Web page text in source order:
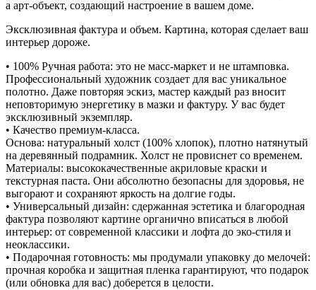
а арт-объект, создающий настроение в вашем доме.
Эксклюзивная фактура и объем. Картина, которая сделает ваш
интерьер дороже.
• 100% Ручная работа: это не масс-маркет и не штамповка.
Профессиональный художник создает для вас уникальное
полотно. Даже повторяя эскиз, мастер каждый раз вносит
неповторимую энергетику в мазки и фактуру. У вас будет
эксклюзивный экземпляр.
• Качество премиум-класса.
Основа: натуральный холст (100% хлопок), плотно натянутый
на деревянный подрамник. Холст не провиснет со временем.
Материалы: высококачественные акриловые краски и
текстурная паста. Они абсолютно безопасны для здоровья, не
выгорают и сохраняют яркость на долгие годы.
• Универсальный дизайн: сдержанная эстетика и благородная
фактура позволяют картине органично вписаться в любой
интерьер: от современной классики и лофта до эко-стиля и
неоклассики.
• Подарочная готовность: мы продумали упаковку до мелочей:
прочная коробка и защитная пленка гарантируют, что подарок
(или обновка для вас) доберется в целости.